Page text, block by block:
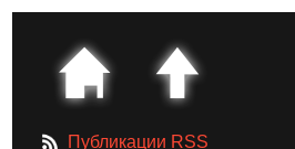
Публикации RSS